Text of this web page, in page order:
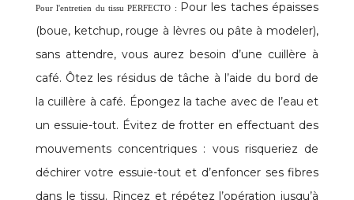
Pour l'entretien du tissu PERFECTO : Pour les taches épaisses
(boue, ketchup, rouge à lèvres ou pâte à modeler),
sans attendre, vous aurez besoin d’une cuillère à
café. Ôtez les résidus de tâche à l’aide du bord de
la cuillère à café. Épongez la tache avec de l’eau et
un essuie-tout. Évitez de frotter en effectuant des
mouvements concentriques : vous risqueriez de
déchirer votre essuie-tout et d’enfoncer ses fibres
dans le tissu. Rincez et répétez l’opération jusqu’à